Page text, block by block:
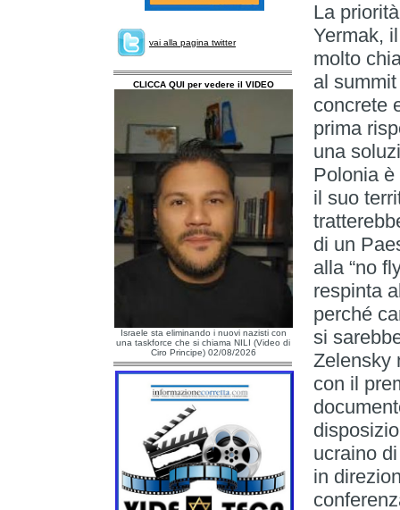
vai alla pagina twitter
CLICCA QUI per vedere il VIDEO
Israele sta eliminando i nuovi nazisti con
una taskforce che si chiama NILI (Video di
Ciro Principe) 02/08/2026
La
Yermak,
molto
al
concrete
prima
una
Polonia
il suo
di un
alla “no
respinta
perché
si
Zelensky
con il
ucraino
in